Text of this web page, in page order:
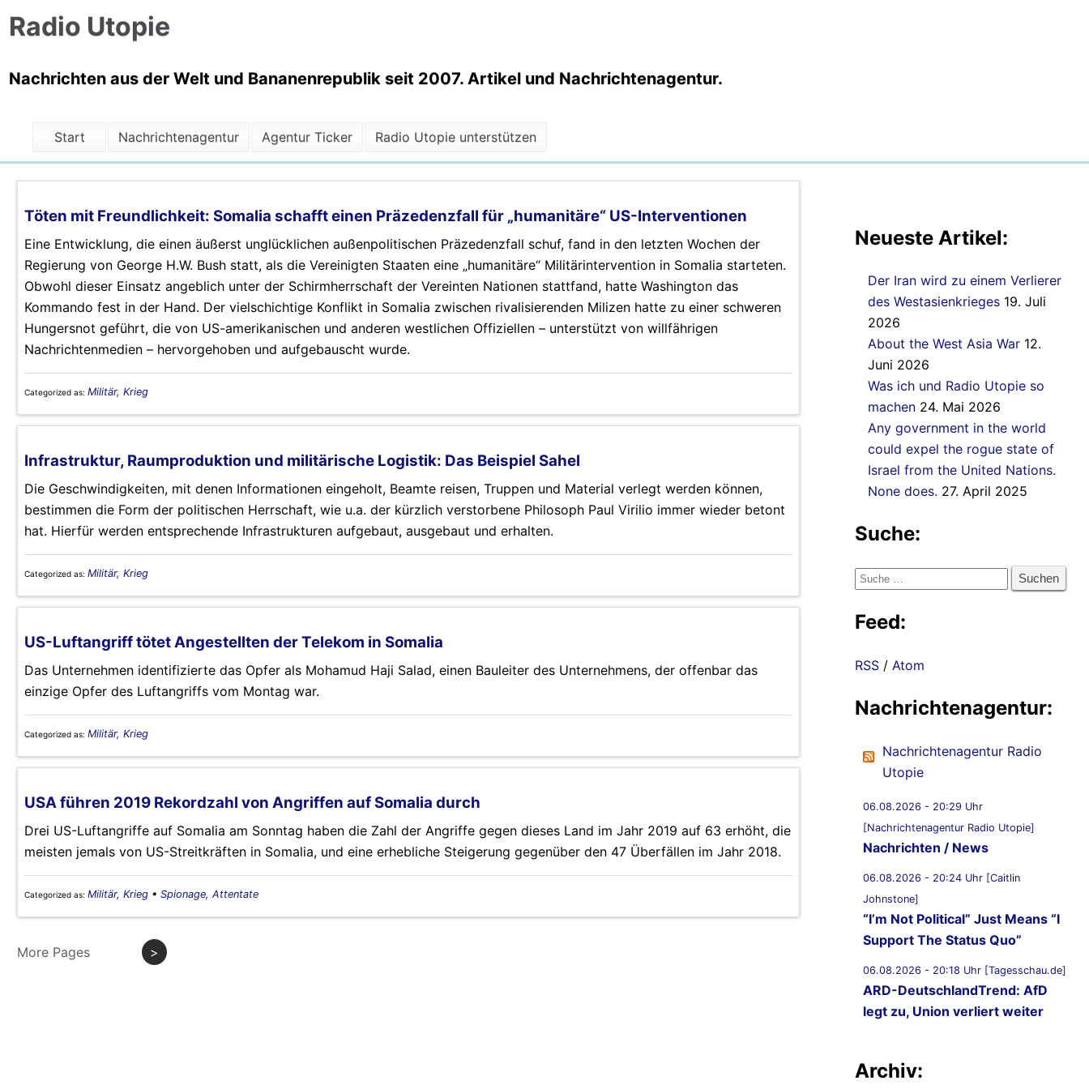
Radio Utopie
Nachrichten aus der Welt und Bananenrepublik seit 2007. Artikel und Nachrichtenagentur.
Start Nachrichtenagentur Agentur Ticker Radio Utopie unterstützen
Töten mit Freundlichkeit: Somalia schafft einen Präzedenzfall für „humanitäre“ US-Interventionen
Eine Entwicklung, die einen äußerst unglücklichen außenpolitischen Präzedenzfall schuf, fand in den letzten Wochen der
Regierung von George H.W. Bush statt, als die Vereinigten Staaten eine „humanitäre“ Militärintervention in Somalia starteten.
Obwohl dieser Einsatz angeblich unter der Schirmherrschaft der Vereinten Nationen stattfand, hatte Washington das
Kommando fest in der Hand. Der vielschichtige Konflikt in Somalia zwischen rivalisierenden Milizen hatte zu einer schweren
Hungersnot geführt, die von US-amerikanischen und anderen westlichen Offiziellen – unterstützt von willfährigen
Nachrichtenmedien – hervorgehoben und aufgebauscht wurde.
Categorized as: Militär, Krieg
Infrastruktur, Raumproduktion und militärische Logistik: Das Beispiel Sahel
Die Geschwindigkeiten, mit denen Informationen eingeholt, Beamte reisen, Truppen und Material verlegt werden können,
bestimmen die Form der politischen Herrschaft, wie u.a. der kürzlich verstorbene Philosoph Paul Virilio immer wieder betont
hat. Hierfür werden entsprechende Infrastrukturen aufgebaut, ausgebaut und erhalten.
Categorized as: Militär, Krieg
US-Luftangriff tötet Angestellten der Telekom in Somalia
Das Unternehmen identifizierte das Opfer als Mohamud Haji Salad, einen Bauleiter des Unternehmens, der offenbar das
einzige Opfer des Luftangriffs vom Montag war.
Categorized as: Militär, Krieg
USA führen 2019 Rekordzahl von Angriffen auf Somalia durch
Drei US-Luftangriffe auf Somalia am Sonntag haben die Zahl der Angriffe gegen dieses Land im Jahr 2019 auf 63 erhöht, die
meisten jemals von US-Streitkräften in Somalia, und eine erhebliche Steigerung gegenüber den 47 Überfällen im Jahr 2018.
Categorized as: Militär, Krieg • Spionage, Attentate
More Pages >
Neueste Artikel:
Der Iran wird zu einem Verlierer
des Westasienkrieges 19. Juli
2026
About the West Asia War 12.
Juni 2026
Was ich und Radio Utopie so
machen 24. Mai 2026
Any government in the world
could expel the rogue state of
Israel from the United Nations.
None does. 27. April 2025
Suche:
Suche
Feed:
RSS / Atom
Nachrichtenagentur:
Nachrichtenagentur Radio
Utopie
06.08.2026 - 20:29 Uhr
[Nachrichtenagentur Radio Utopie]
Nachrichten / News
06.08.2026 - 20:24 Uhr [Caitlin
Johnstone]
“I’m Not Political” Just Means “I
Support The Status Quo”
06.08.2026 - 20:18 Uhr [Tagesschau.de]
ARD-DeutschlandTrend: AfD
legt zu, Union verliert weiter
Archiv: